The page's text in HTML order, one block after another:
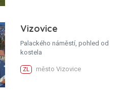
Vizovice
Palackého náměstí, pohled od
kostela
ZL město Vizovice